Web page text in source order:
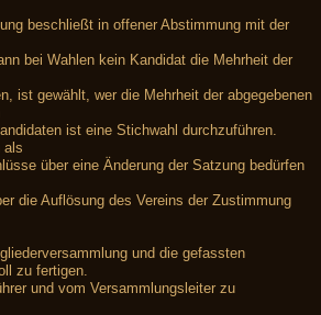
beschließt in offener Abstimmung mit der
bei Wahlen kein Kandidat die Mehrheit der
ist gewählt, wer die Mehrheit der abgegebenen
ist eine Stichwahl durchzuführen.
als
über eine Änderung der Satzung bedürfen
die Auflösung des Vereins der Zustimmung
und die gefassten
zu fertigen.
und vom Versammlungsleiter zu